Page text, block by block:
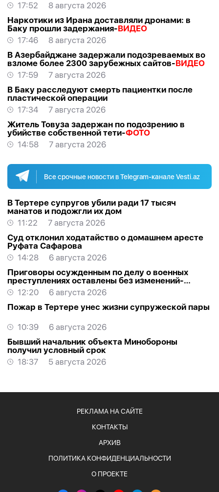
17:52
8 августа 2026
Наркотики из Ирана доставляли дронами: в
Баку прошли задержания-ВИДЕО
17:46
8 августа 2026
В Азербайджане задержали подозреваемых во
взломе более 2300 зарубежных сайтов-ВИДЕО
17:59
7 августа 2026
В Баку расследуют смерть пациентки после
пластической операции
17:34
7 августа 2026
Житель Товуза задержан по подозрению в
убийстве собственной тети-ФОТО
14:58
7 августа 2026
Все срочные новости в Telegram-канале Vesti.az
В Тертере супругов убили ради 17 тысяч
манатов и подожгли их дом
11:22
7 августа 2026
Суд отклонил ходатайство о домашнем аресте
Руфата Сафарова
14:28
6 августа 2026
Приговоры осужденным по делу о военных
преступлениях оставлены без изменений-
ОБНОВЛЕНО
12:20
6 августа 2026
Пожар в Тертере унес жизни супружеской пары
10:39
6 августа 2026
Бывший начальник объекта Минобороны
получил условный срок
18:37
5 августа 2026
РЕКЛАМА НА САЙТЕ
КОНТАКТЫ
АРХИВ
ПОЛИТИКА КОНФИДЕНЦИАЛЬНОСТИ
О ПРОЕКТЕ